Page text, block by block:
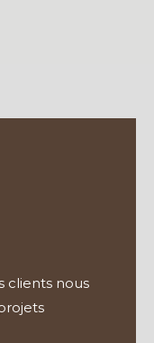
clients nous